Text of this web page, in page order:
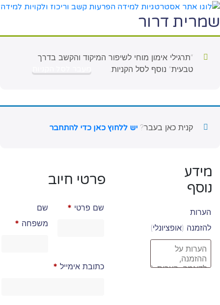
שמרית דרור
“תרגילי אימון מוחי לשיפור המיקוד והקשב בדרך
טבעית” נוסף לסל הקניות.
קנית כאן בעבר? יש ללחוץ כאן כדי להתחבר
פרטי חיוב‫
שם פרטי *
שם
משפחה *
כתובת אימייל *
מידע
נוסף
הערות
להזמנה (אופציונלי)